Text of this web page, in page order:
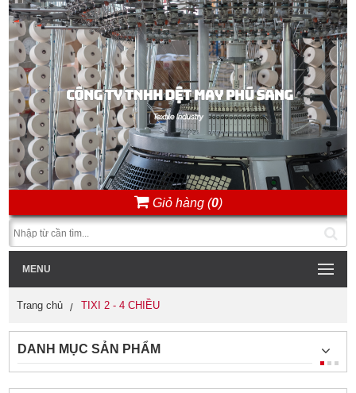
Giỏ hàng (0)
MENU
Trang chủ TIXI 2 - 4 CHIỀU
DANH MỤC SẢN PHẨM